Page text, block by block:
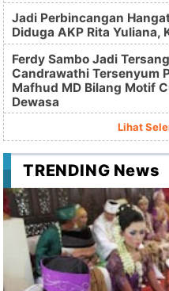
Jadi Perbincangan
Diduga AKP Rita Yuliana,
Ferdy Sambo Jadi
Candrawathi Tersenyum
Mafhud MD Bilang Motif
Dewasa
Lihat
TRENDING News